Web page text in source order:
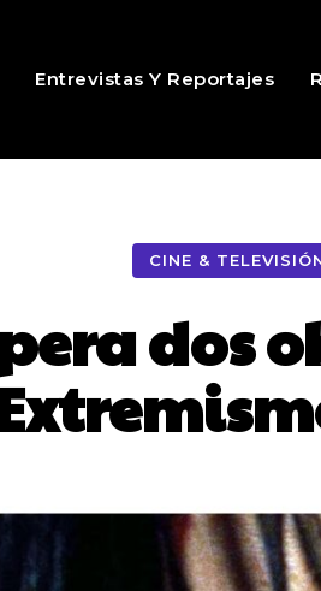
Entrevistas Y Reportajes
CINE &
dos